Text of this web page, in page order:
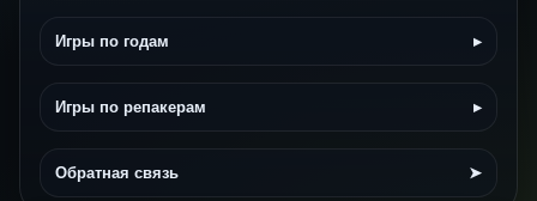
Игры по годам ▸
Игры по репакерам ▸
Обратная связь ➤